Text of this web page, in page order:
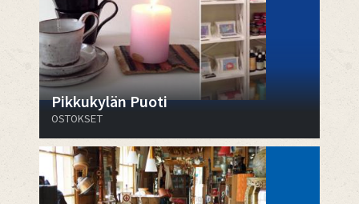
Pikkukylän Puoti
OSTOKSET